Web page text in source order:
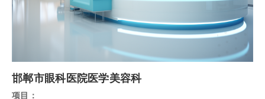
邯郸市眼科医院医学美容科
项目：